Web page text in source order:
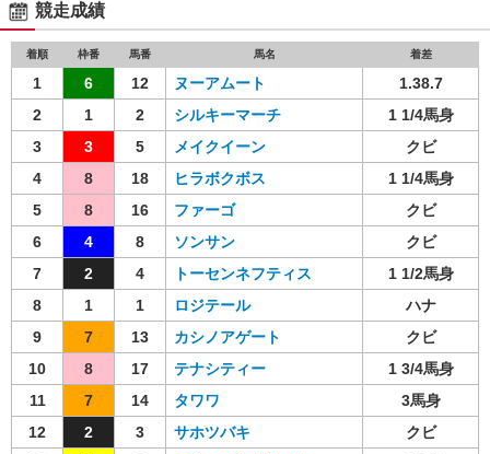
競走成績
着順 枠番 馬番 馬名 着差
1 6 12 ヌーアムート
1.38.7
2
1 2 シルキーマーチ
1 1/4馬身
3
3 5 メイクイーン
クビ
4
8 18 ヒラボクボス
1 1/4馬身
5
8 16 ファーゴ
クビ
6
4 8 ソンサン
クビ
7
2 4 トーセンネフティス
1 1/2馬身
8
1 1 ロジテール
ハナ
9
7 13 カシノアゲート
クビ
10
8 17 テナシティー
1 3/4馬身
11
7 14 タワワ
3馬身
12
2 3 サホツバキ
クビ